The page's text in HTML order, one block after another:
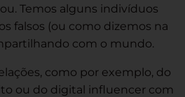
Temos alguns indivíduos
falsos (ou como dizemos na
com o mundo.
como por exemplo, do
ou do digital influencer com